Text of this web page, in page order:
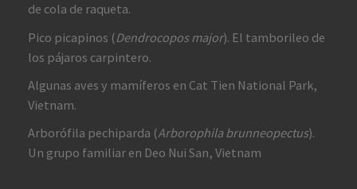
de cola de raqueta.
Pico picapinos (Dendrocopos major). El tamborileo de
los pájaros carpintero.
Algunas aves y mamíferos en Cat Tien National Park,
Vietnam.
Arborófila pechiparda (Arborophila brunneopectus).
Un grupo familiar en Deo Nui San, Vietnam